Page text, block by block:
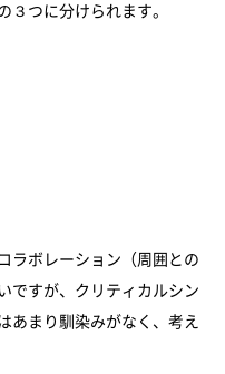
３つに分けられます。
ラボレーション（周囲との
ですが、クリティカルシン
あまり馴染みがなく、考え